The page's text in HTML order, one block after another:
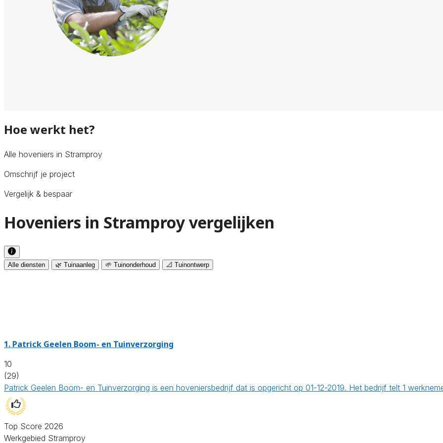
Hoe werkt het?
Alle hoveniers in Stramproy
Omschrijf je project
Vergelijk & bespaar
Hoveniers in Stramproy vergelijken
Alle diensten 🌿 Tuinaanleg 🌱 Tuinonderhoud 📐 Tuinontwerp
1. Patrick Geelen Boom- en Tuinverzorging
10
(29)
Patrick Geelen Boom- en Tuinverzorging is een hoveniersbedrijf dat is opgericht op 01-12-2019. Het bedrijf telt 1
Top Score 2026
Werkgebied Stramproy